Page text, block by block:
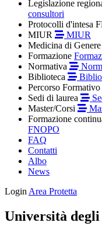
Legislazione
consultori
Protocolli d'intesa
MIUR
MIUR
Medicina di Genere
Formazione
Normativa
Biblioteca
Percorso Formativo
Sedi di laurea
Master/Corsi
Formazione
FNOPO
FAQ
Contatti
Albo
News
Login Area Protetta
Università